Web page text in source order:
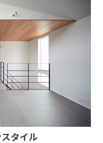
タイル